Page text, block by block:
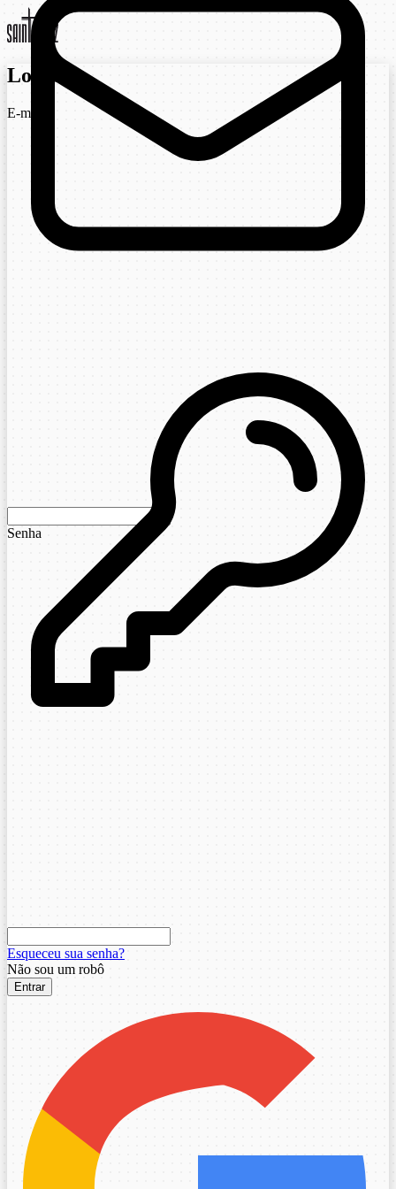
Login
E-mail
Senha
Esqueceu sua senha?
Não sou um robô
Entrar